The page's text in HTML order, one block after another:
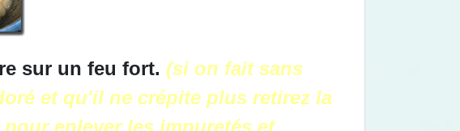
sur un feu fort. (si on fait sans
et qu'il ne crépite plus retirez la
enlever les impuretés et